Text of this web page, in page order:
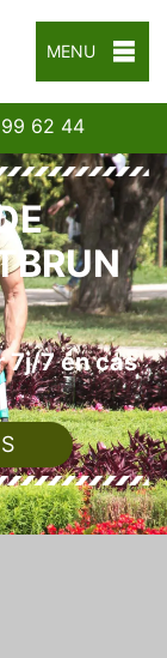
MENU
62 44
7j/7 en cas